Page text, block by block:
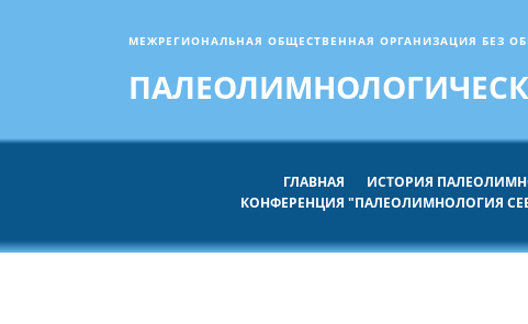
МЕЖРЕГИОНАЛЬНАЯ ОБЩЕСТВЕННАЯ ОРГАНИЗАЦИЯ БЕЗ
ГЛАВНАЯ ИСТОРИЯ
КОНФЕРЕНЦИЯ "ПАЛЕОЛИМНОЛОГИЯ